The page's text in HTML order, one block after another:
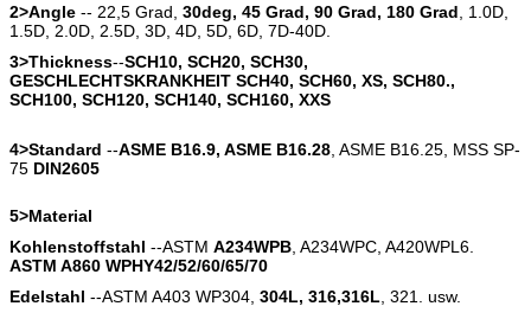
2>Angle -- 22,5 Grad, 30deg, 45 Grad, 90 Grad, 180 Grad , 1.0D,
1.5D, 2.0D, 2.5D, 3D, 4D, 5D, 6D, 7D-40D.
3>Thickness--SCH10, SCH20, SCH30,
GESCHLECHTSKRANKHEIT SCH40, SCH60, XS, SCH80.,
SCH100, SCH120, SCH140, SCH160, XXS
4>Standard --ASME B16.9, ASME B16.28 , ASME B16.25, MSS SP-
75 DIN2605
5>Material
Kohlenstoffstahl --ASTM A234WPB , A234WPC, A420WPL6.
ASTM A860 WPHY42/52/60/65/70
Edelstahl --ASTM A403 WP304, 304L, 316,316L , 321. usw.